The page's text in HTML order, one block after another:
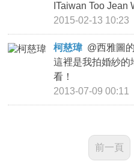
APP下載ITaiwan Too Jean
2015-02-13 10:23
柯慈瑋 @西雅圖
這裡是我拍婚紗的
看！
2013-07-09 00:11
前一頁